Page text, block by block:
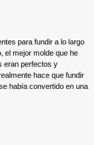
para fundir a lo largo
el mejor molde que he
eran perfectos y
hace que fundir
había convertido en una